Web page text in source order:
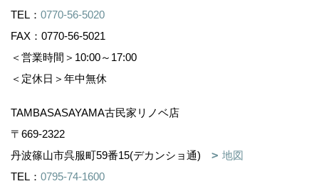
TEL： 0770-56-5020
FAX：0770-56-5021
＜営業時間＞10:00～17:00
＜定休日＞年中無休
TAMBASASAYAMA古民家リノベ店
〒669-2322
丹波篠山市呉服町59番15(デカンショ通)
地図
TEL： 0795-74-1600